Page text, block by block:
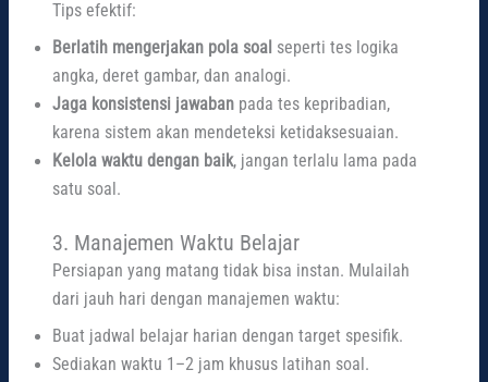
Tips efektif:
Berlatih mengerjakan pola soal seperti tes logika
angka, deret gambar, dan analogi.
Jaga konsistensi jawaban pada tes kepribadian,
karena sistem akan mendeteksi ketidaksesuaian.
Kelola waktu dengan baik, jangan terlalu lama pada
satu soal.
3. Manajemen Waktu Belajar
Persiapan yang matang tidak bisa instan. Mulailah
dari jauh hari dengan manajemen waktu:
Buat jadwal belajar harian dengan target spesifik.
Sediakan waktu 1–2 jam khusus latihan soal.